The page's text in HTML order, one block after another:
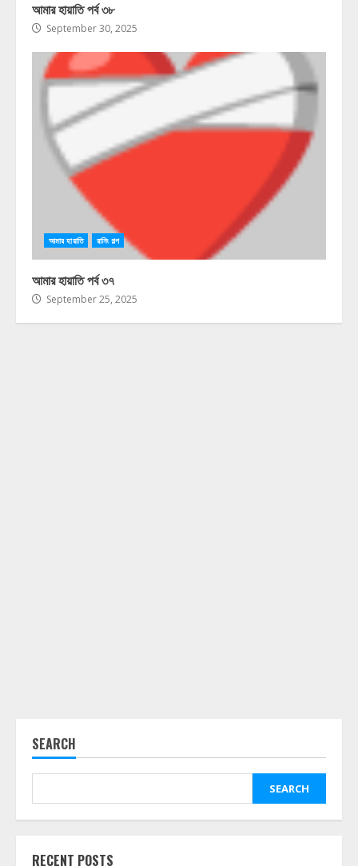
আমার হায়াতি পর্ব ৩৮
September 30, 2025
আমার হায়াতি রানিং গল্প
আমার হায়াতি পর্ব ৩৭
September 25, 2025
SEARCH
SEARCH
RECENT POSTS